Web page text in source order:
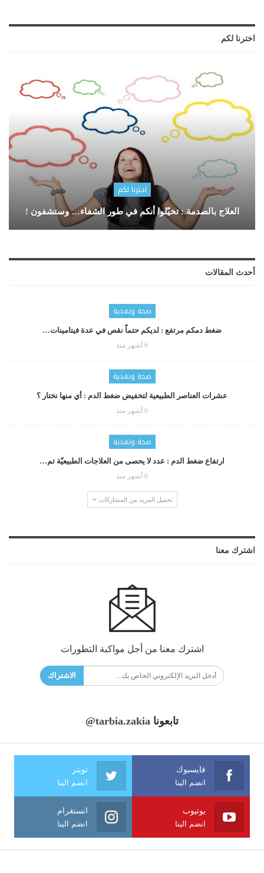
اخترنا لكم
اخترنا لكم
العلاج بالصدمة : تخيّلوا أنكم في طور الشفاء… وستشفون !
أحدث المقالات
صحة وتغذية
ضغط دمكم مرتفع : لديكم حتماّ نقص في عدة فيتامينات…
6 أشهر منذ
صحة وتغذية
عشرات العناصر الطبيعية لتخفيض ضغط الدم : أي منها نختار ؟
6 أشهر منذ
صحة وتغذية
ارتفاع ضغط الدم : عدد لا يحصى من العلاجات الطبيعيّة تم…
6 أشهر منذ
تحميل المزيد من المشاركات
اشترك معنا
اشترك معنا من أجل مواكبة التطورات
الاشتراك
تابعونا @tarbia.zakia
فايسبوك
انضم الينا
تويتر
انضم الينا
يوتيوب
انضم الينا
انستغرام
انضم الينا